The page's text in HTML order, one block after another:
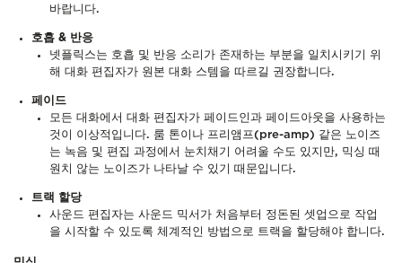
바랍니다.
호흡 & 반응
넷플릭스는 호흡 및 반응 소리가 존재하는 부분을 일치시키기 위
해 대화 편집자가 원본 대화 스템을 따르길 권장합니다.
페이드
모든 대화에서 대화 편집자가 페이드인과 페이드아웃을 사용하는
것이 이상적입니다. 룸 톤이나 프리앰프(pre-amp) 같은 노이즈
는 녹음 및 편집 과정에서 눈치채기 어려울 수도 있지만, 믹싱 때
원치 않는 노이즈가 나타날 수 있기 때문입니다.
트랙 할당
사운드 편집자는 사운드 믹서가 처음부터 정돈된 셋업으로 작업
을 시작할 수 있도록 체계적인 방법으로 트랙을 할당해야 합니다.